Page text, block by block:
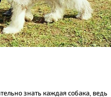
знать каждая собака, ведь